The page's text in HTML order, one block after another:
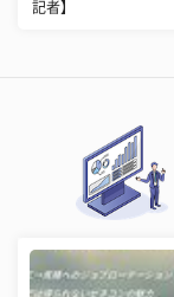
記者】